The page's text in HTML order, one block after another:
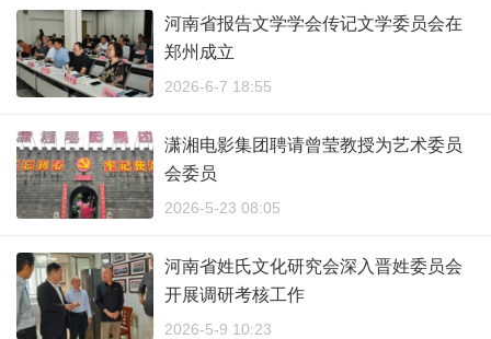
河南省报告文学学会传记文学委员会在
郑州成立
2026-6-7 18:55
潇湘电影集团聘请曾莹教授为艺术委员
会委员
2026-5-23 08:05
河南省姓氏文化研究会深入晋姓委员会
开展调研考核工作
2026-5-9 10:23